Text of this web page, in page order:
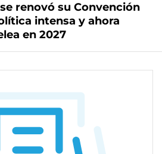
renovó su Convención
intensa y ahora
en 2027